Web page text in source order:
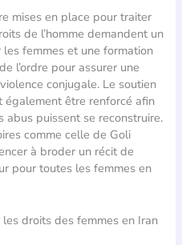
mises en place pour traiter
de l’homme demandent un
femmes et une formation
l’ordre pour assurer une
conjugale. Le soutien
être renforcé afin
puissent se reconstruire.
comme celle de Goli
à broder un récit de
pour toutes les femmes en
droits des femmes en Iran